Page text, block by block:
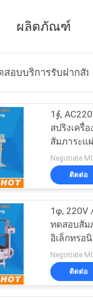
ทดสอบส
ลือกอุป
การยึด
ผลิตภัณฑ์
สอบบริการรับฝากสั
1∮,
สปริงเครื่
สัมภาระแ
เคลือบผง
Negotiate
ติดต่อ
1φ, 220V
ทดสอบสัม
อิเล็กทรอ
เลื่อนลงเค
บันได
Negotiate
ติดต่อ